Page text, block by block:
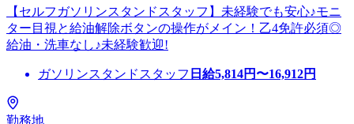
【セルフガソリンスタンドスタッフ】未経験でも安心♪モニ
ター目視と給油解除ボタンの操作がメイン！乙4免許必須◎
給油・洗車なし♪未経験歓迎!
ガソリンスタンドスタッフ 日給5,814円〜16,912円
勤務地